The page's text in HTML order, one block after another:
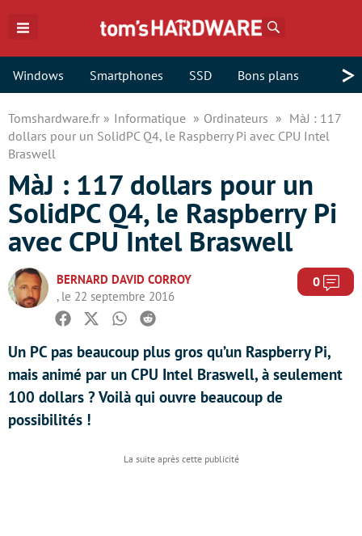
Windows Smartphones SSD Bons plans >
Tomshardware.fr Informatique Ordinateurs
MàJ : 117
dollars pour un SolidPC Q4, le Raspberry Pi avec CPU Intel
Braswell
MàJ : 117 dollars pour un
SolidPC Q4, le Raspberry Pi
avec CPU Intel Braswell
BERNARD DAVID CORROY
, le 22 septembre 2016
0
Facebook
TwitterWhatsapp
Reddit
Un PC pas beaucoup plus gros qu’un Raspberry Pi,
mais animé par un CPU Intel Braswell, à seulement
100 dollars ? Voilà qui ouvre beaucoup de
possibilités !